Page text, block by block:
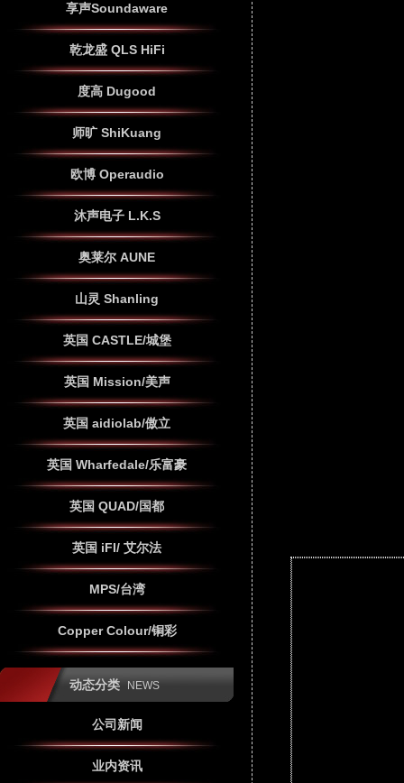
享声Soundaware
乾龙盛 QLS HiFi
度高 Dugood
师旷 ShiKuang
欧博 Operaudio
沐声电子 L.K.S
奥莱尔 AUNE
山灵 Shanling
英国 CASTLE/城堡
英国 Mission/美声
英国 aidiolab/傲立
英国 Wharfedale/乐富豪
英国 QUAD/国都
英国 iFI/ 艾尔法
MPS/台湾
Copper Colour/铜彩
动态分类 NEWS
公司新闻
业内资讯